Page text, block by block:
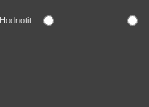
Hodnotit: